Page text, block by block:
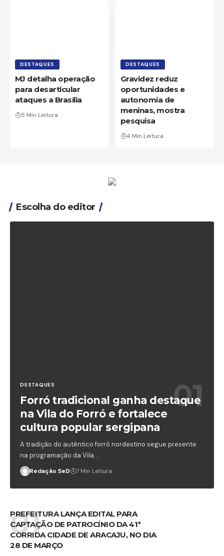
DESTAQUES
MJ detalha operação
para desarticular
ataques a Brasília
5 Min Leitura
DESTAQUES
Gravidez reduz
oportunidades e
autonomia de
meninas, mostra
pesquisa
4 Min Leitura
Escolha do editor
DESTAQUES
Forró tradicional ganha destaque
na Vila do Forró e fortalece
cultura popular sergipana
A tradição do autêntico forró nordestino segue presente
na programação da Vila…
Redação SeD 7 Min Leitura
PREFEITURA LANÇA EDITAL PARA
CAPTAÇÃO DE PATROCÍNIO DA 41ª
CORRIDA CIDADE DE ARACAJU, NO DIA
28 DE MARÇO